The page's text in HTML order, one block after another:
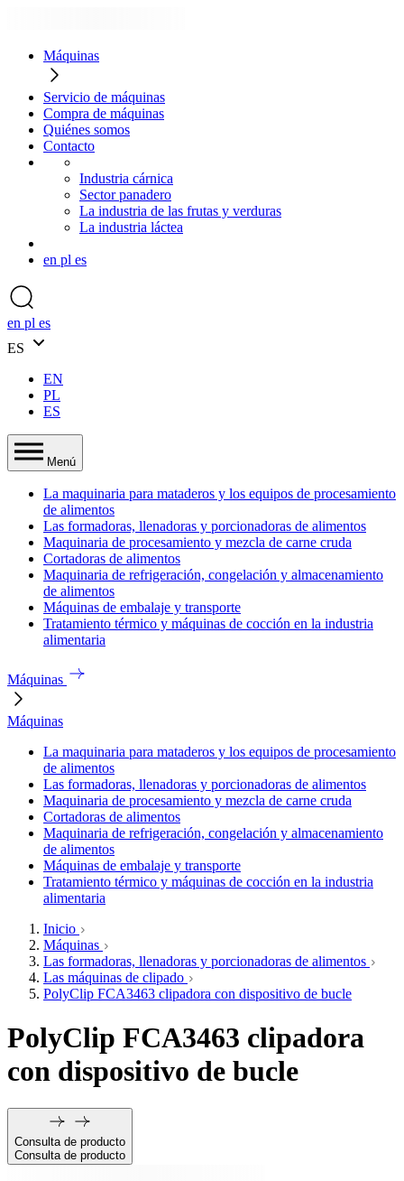
Máquinas
Servicio de máquinas
Compra de máquinas
Quiénes somos
Contacto
Industria cárnica
Sector panadero
La industria de las frutas y verduras
La industria láctea
en pl es
en pl es
ES
EN
PL
ES
Menú
La maquinaria para mataderos y los equipos de procesamiento
de alimentos
Las formadoras, llenadoras y porcionadoras de alimentos
Maquinaria de procesamiento y mezcla de carne cruda
Cortadoras de alimentos
Maquinaria de refrigeración, congelación y almacenamiento
de alimentos
Máquinas de embalaje y transporte
Tratamiento térmico y máquinas de cocción en la industria
alimentaria
Máquinas
Máquinas
La maquinaria para mataderos y los equipos de procesamiento
de alimentos
Las formadoras, llenadoras y porcionadoras de alimentos
Maquinaria de procesamiento y mezcla de carne cruda
Cortadoras de alimentos
Maquinaria de refrigeración, congelación y almacenamiento
de alimentos
Máquinas de embalaje y transporte
Tratamiento térmico y máquinas de cocción en la industria
alimentaria
Inicio
Máquinas
Las formadoras, llenadoras y porcionadoras de alimentos
Las máquinas de clipado
PolyClip FCA3463 clipadora con dispositivo de bucle
PolyClip FCA3463 clipadora
con dispositivo de bucle
Consulta de producto
Consulta de producto